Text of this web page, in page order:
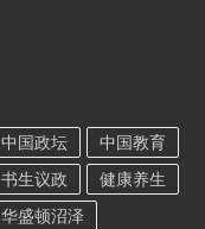
中国政坛
中国教育
书生议政
健康养生
华盛顿沼泽